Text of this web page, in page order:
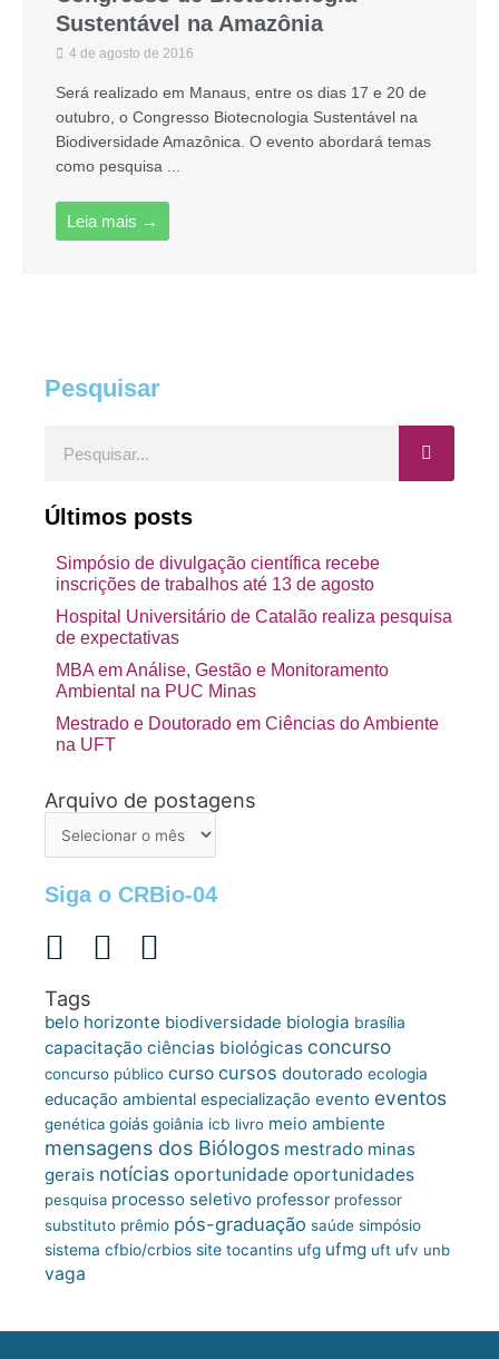
Sustentável na Amazônia
4 de agosto de 2016
Será realizado em Manaus, entre os dias 17 e 20 de
outubro, o Congresso Biotecnologia Sustentável na
Biodiversidade Amazônica. O evento abordará temas
como pesquisa ...
Leia mais →
Pesquisar
Últimos posts
Simpósio de divulgação científica recebe
inscrições de trabalhos até 13 de agosto
Hospital Universitário de Catalão realiza pesquisa
de expectativas
MBA em Análise, Gestão e Monitoramento
Ambiental na PUC Minas
Mestrado e Doutorado em Ciências do Ambiente
na UFT
Arquivo de postagens
Arquivo
Siga o CRBio-04
Tags
belo horizonte biodiversidade biologia brasília
capacitação ciências biológicas concurso
concurso público curso cursos doutorado ecologia
educação ambiental especialização evento eventos
genética goiás goiânia icb livro meio ambiente
mensagens dos Biólogos mestrado minas
gerais notícias oportunidade oportunidades
pesquisa processo seletivo professor professor
substituto prêmio pós-graduação saúde simpósio
sistema cfbio/crbios site tocantins ufg ufmg uft ufv unb
vaga